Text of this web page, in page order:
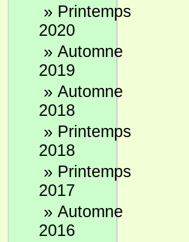
» Printemps
2020
» Automne
2019
» Automne
2018
» Printemps
2018
» Printemps
2017
» Automne
2016